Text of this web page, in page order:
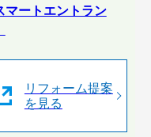
マートエントラン
リフォーム提案
を見る